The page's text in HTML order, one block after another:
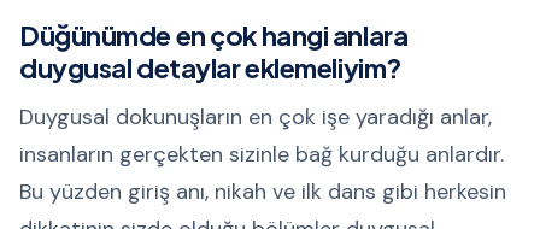
Düğünümde en çok hangi anlara
duygusal detaylar eklemeliyim?
Duygusal dokunuşların en çok işe yaradığı anlar,
insanların gerçekten sizinle bağ kurduğu anlardır.
Bu yüzden giriş anı, nikah ve ilk dans gibi herkesin